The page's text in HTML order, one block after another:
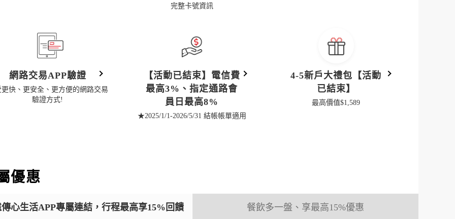
完整卡號資訊
網路交易APP驗證
更快、更安全、更方便的網路交易
驗證方式!
【活動已結束】電信費
最高3%、指定通路會
員日最高8%
★2025/1/1-2026/5/31 結帳帳單適用
4-5新戶大禮包【活動
已結束】
最高價值$1,589
優惠
心生活APP專屬連結，行程最高享15%回饋 餐飲多一盤、享最高15%優惠